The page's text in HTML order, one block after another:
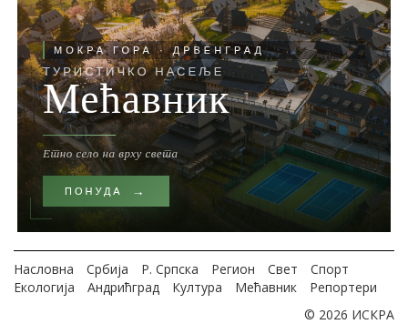
Насловна Србија Р. Српска Регион Свет
Спорт
Екологија
Андрићград Култура Мећавник
Репортери
© 2026 ИСКРА